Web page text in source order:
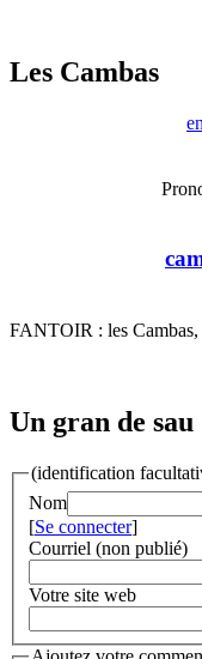
Les Cambas
FANTOIR : les Cambas,
Un gran de sau
(identification
Nom
[Se connecter]
Courriel (non publié)
Votre site web